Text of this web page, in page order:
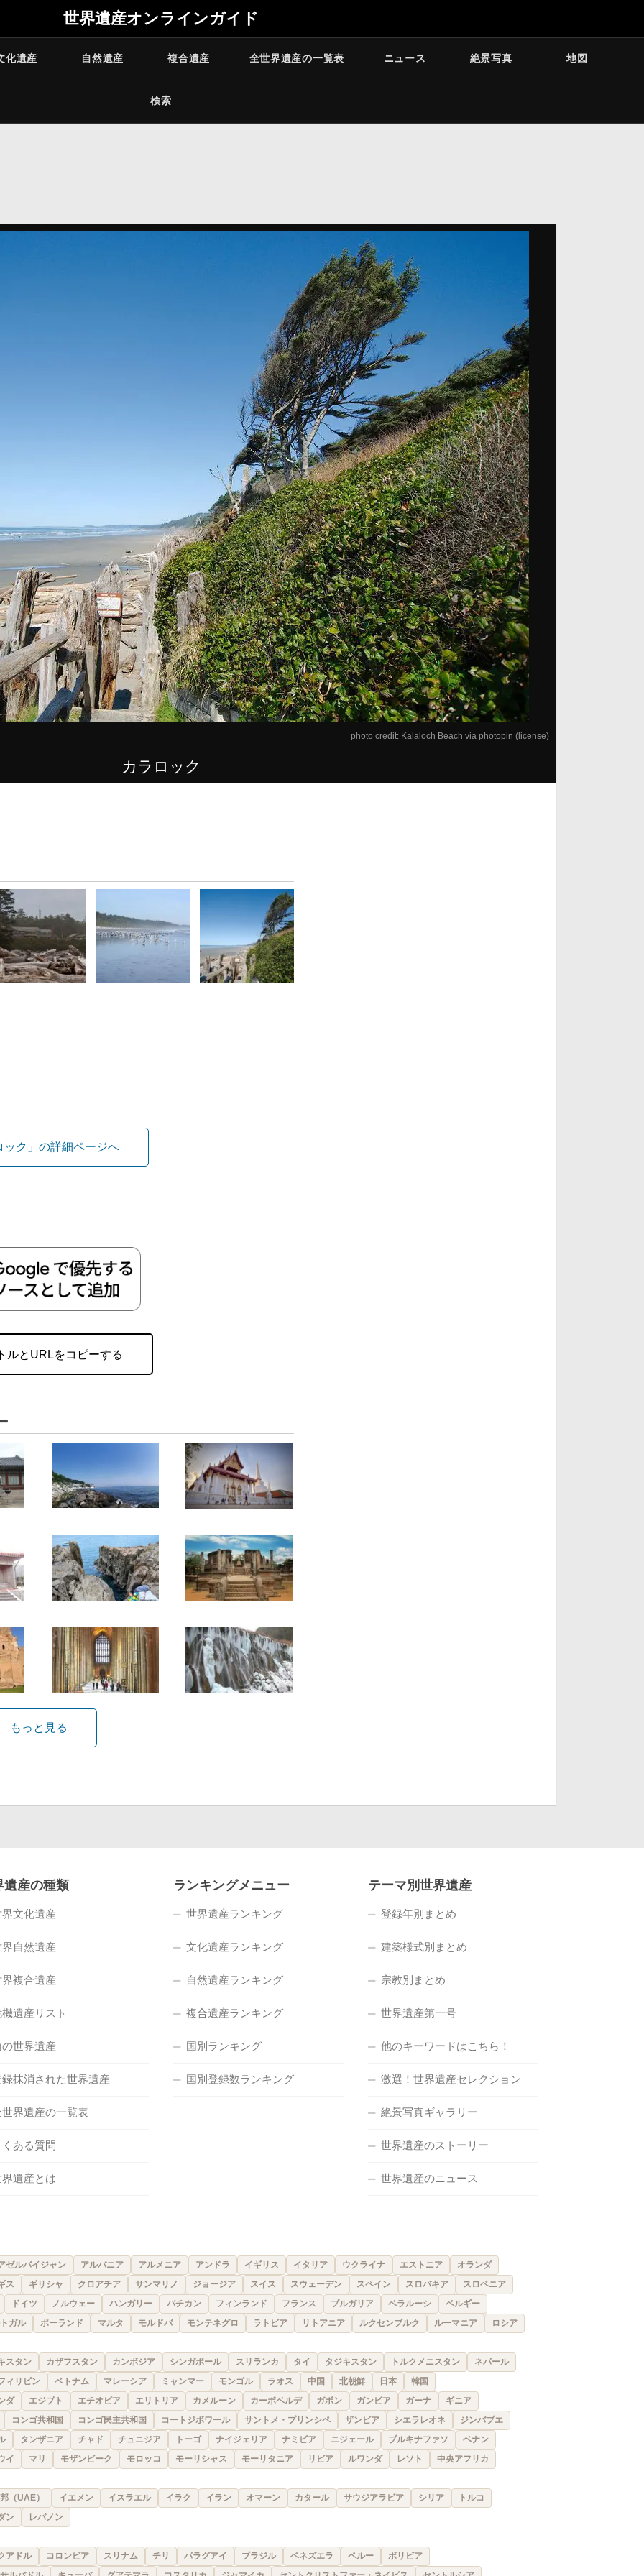
世界遺産オンラインガイド
化遺産 自然遺産 複合遺産 全世界遺産の一覧表 ニュース 絶景写真 地図
検索
photo credit: Kalaloch Beach via photopin (license)
カラロック
ック」の詳細ページへ
ルとURLをコピーする
もっと見る
遺産の種類
文化遺産
自然遺産
複合遺産
遺産リスト
世界遺産
録抹消された世界遺産
世界遺産の一覧表
ある質問
遺産とは
ランキングメニュー
世界遺産ランキング
文化遺産ランキング
自然遺産ランキング
複合遺産ランキング
国別ランキング
国別登録数ランキング
テーマ別世界遺産
登録年別まとめ
建築様式別まとめ
宗教別まとめ
世界遺産第一号
他のキーワードはこちら！
激選！世界遺産セレクション
絶景写真ギャラリー
世界遺産のストーリー
世界遺産のニュース
ゼルバイジャン アルバニア アルメニア アンドラ イギリス イタリア ウクライナ エストニア
オランダ
ス
ギリシャ クロアチア サンマリノ ジョージア スイス スウェーデン スペイン スロバキア
スロベニア
ドイツ
ノルウェー ハンガリー バチカン フィンランド フランス ブルガリア ベラルーシ
ベルギー
ガル
ポーランド マルタ モルドバ モンテネグロ ラトビア リトアニア ルクセンブルク ルーマニア ロシア
スタン カザフスタン カンボジア シンガポール スリランカ タイ タジキスタン トルクメニスタン
ネパール
ィリピン
ベトナム マレーシア ミャンマー モンゴル ラオス 中国 北朝鮮 日本
韓国
ダ
エジプト エチオピア エリトリア カメルーン カーボベルデ ガボン ガンビア ガーナ
ギニア
コンゴ共和国
コンゴ民主共和国 コートジボワール サントメ・プリンシペ ザンビア シエラレオネ
ジンバブエ
タンザニア チャド チュニジア トーゴ ナイジェリア ナミビア ニジェール ブルキナファソ
ベナン
イ
マリ モザンビーク モロッコ モーリシャス モーリタニア リビア ルワンダ レソト 中央アフリカ
（UAE） イエメン イスラエル イラク イラン オマーン カタール サウジアラビア シリア
トルコ
ン
レバノン
アドル コロンビア スリナム チリ パラグアイ ブラジル ベネズエラ ペルー
ボリビア